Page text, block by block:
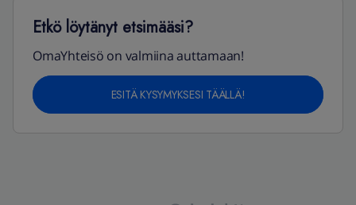
Etkö löytänyt etsimääsi?
OmaYhteisö on valmiina auttamaan!
ESITÄ KYSYMYKSESI TÄÄLLÄ!